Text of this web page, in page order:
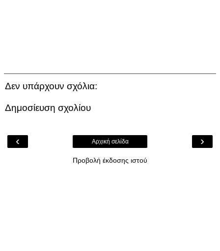
Δεν υπάρχουν σχόλια:
Δημοσίευση σχολίου
‹ ›
Αρχική σελίδα
Προβολή έκδοσης ιστού